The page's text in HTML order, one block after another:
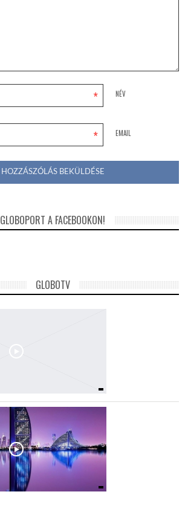
NÉV
*
EMAIL
*
GLOBOPORT A FACEBOOKON!
GLOBOTV